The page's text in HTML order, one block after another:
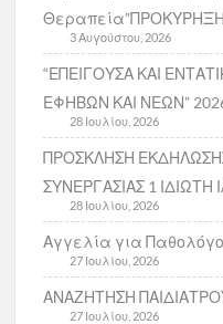
3 Αυγούστου, 2026
“ΕΠΕΙΓΟΥΣΑ ΚΑΙ
ΕΦΗΒΩΝ ΚΑΙ ΝΕΩΝ”
28 Ιουλίου, 2026
ΠΡΟΣΚΛΗΣΗ
ΣΥΝΕΡΓΑΣΙΑΣ 1
28 Ιουλίου, 2026
Αγγελία για
27 Ιουλίου, 2026
ΑΝΑΖΗΤΗΣΗ
27 Ιουλίου, 2026